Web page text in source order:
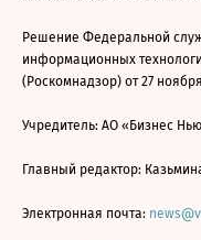
Решение Федеральной
информационных
(Роскомнадзор) от 27
Учредитель: АО «Бизнес
Главный редактор:
Электронная почта: